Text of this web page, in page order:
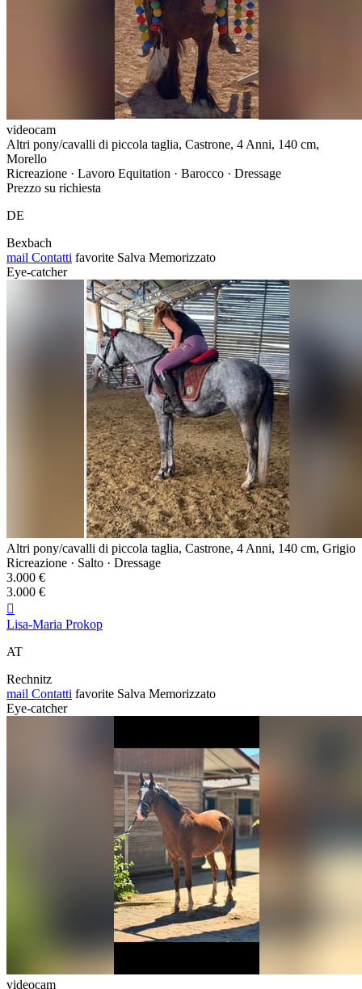
videocam
Altri pony/cavalli di piccola taglia, Castrone, 4 Anni, 140 cm,
Morello
Ricreazione · Lavoro Equitation · Barocco · Dressage
Prezzo su richiesta
DE
Bexbach
mail Contatti favorite Salva Memorizzato
Eye-catcher
Altri pony/cavalli di piccola taglia, Castrone, 4 Anni, 140 cm, Grigio
Ricreazione · Salto · Dressage
3.000 €
3.000 €

Lisa-Maria Prokop
AT
Rechnitz
mail Contatti favorite Salva Memorizzato
Eye-catcher
videocam